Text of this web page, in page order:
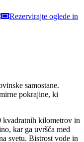
Rezervirajte oglede in
samostane.
pokrajine, ki
kvadratnih kilometrov in
kar ga uvršča med
svetu. Bistrost vode in